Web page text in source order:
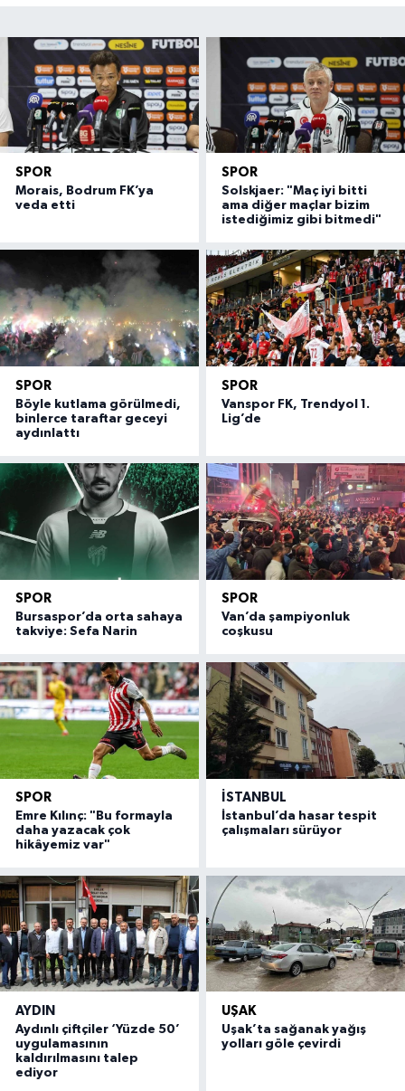
SPOR
Morais, Bodrum FK’ya
veda etti
SPOR
Solskjaer: "Maç iyi bitti
ama diğer maçlar bizim
istediğimiz gibi bitmedi"
SPOR
Böyle kutlama görülmedi,
binlerce taraftar geceyi
aydınlattı
SPOR
Vanspor FK, Trendyol 1.
Lig’de
SPOR
Bursaspor’da orta sahaya
takviye: Sefa Narin
SPOR
Van’da şampiyonluk
coşkusu
SPOR
Emre Kılınç: "Bu formayla
daha yazacak çok
hikâyemiz var"
İSTANBUL
İstanbul’da hasar tespit
çalışmaları sürüyor
AYDIN
Aydınlı çiftçiler ‘Yüzde 50’
uygulamasının
kaldırılmasını talep
ediyor
UŞAK
Uşak’ta sağanak yağış
yolları göle çevirdi